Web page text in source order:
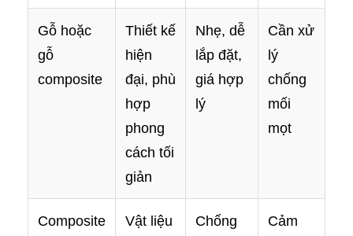
Gỗ hoặc
gỗ
composite
Thiết kế
hiện
đại, phù
hợp
phong
cách tối
giản
Nhẹ, dễ
lắp đặt,
giá hợp
lý
Cần xử
lý
chống
mối
mọt
Composite
Vật liệu
Chống
Cảm